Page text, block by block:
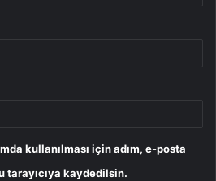
kullanılması için adım, e-posta
tarayıcıya kaydedilsin.